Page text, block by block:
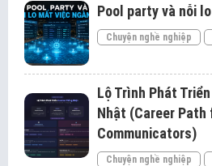
Pool party và nỗi
Chuyện nghề nghiệp
Lộ Trình Phát
Nhật (Career
Communicators)
Chuyện nghề nghiệp